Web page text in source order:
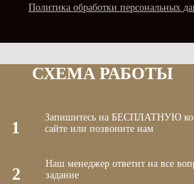
Политика обработки персональных
СХЕМА РАБОТЫ
1
Запишитесь на БЕСПЛАТНУЮ
сайте или позвоните нам
2
Наш менеджер ответит на все
задание